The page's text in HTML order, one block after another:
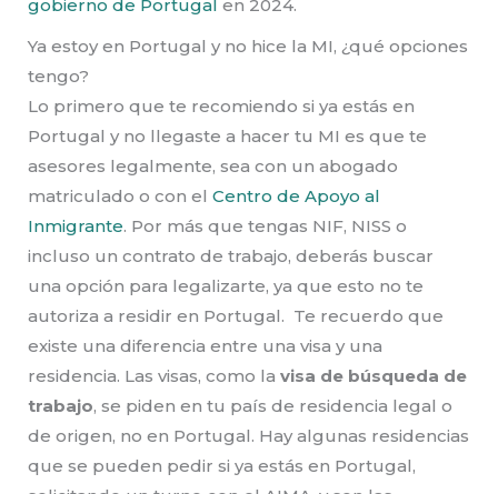
gobierno de Portugal en 2024.
Ya estoy en Portugal y no hice la MI, ¿qué opciones
tengo?
Lo primero que te recomiendo si ya estás en
Portugal y no llegaste a hacer tu MI es que te
asesores legalmente, sea con un abogado
matriculado o con el Centro de Apoyo al
Inmigrante. Por más que tengas NIF, NISS o
incluso un contrato de trabajo, deberás buscar
una opción para legalizarte, ya que esto no te
autoriza a residir en Portugal. Te recuerdo que
existe una diferencia entre una visa y una
residencia. Las visas, como la visa de búsqueda de
trabajo, se piden en tu país de residencia legal o
de origen, no en Portugal. Hay algunas residencias
que se pueden pedir si ya estás en Portugal,